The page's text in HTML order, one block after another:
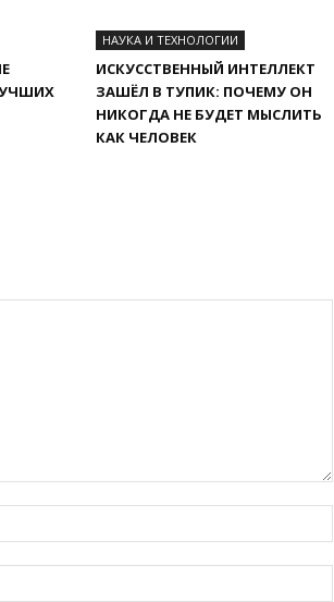
НАУКА И ТЕХНОЛОГИИ
ИСКУССТВЕННЫЙ ИНТЕЛЛЕКТ
ЗАШЁЛ В ТУПИК: ПОЧЕМУ ОН
НИКОГДА НЕ БУДЕТ МЫСЛИТЬ
КАК ЧЕЛОВЕК